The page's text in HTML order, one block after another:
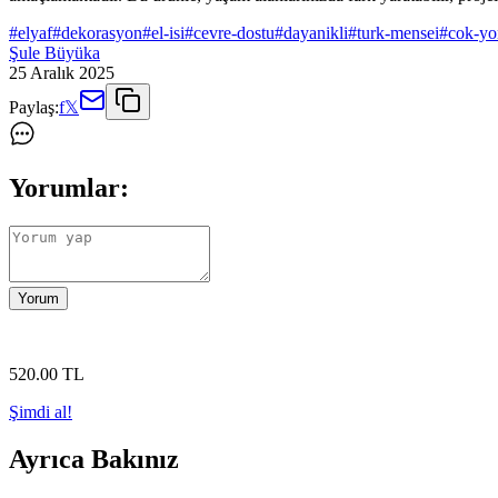
#elyaf#dekorasyon#el-isi#cevre-dostu#dayanikli#turk-mensei#cok-
Şule Büyüka
25 Aralık 2025
Paylaş:f𝕏
Yorumlar:
Yorum
520.00 TL
Şimdi al!
Ayrıca Bakınız